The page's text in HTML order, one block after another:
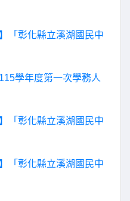
「彰化縣立溪湖國民中
學年度第一次學務人
「彰化縣立溪湖國民中
「彰化縣立溪湖國民中